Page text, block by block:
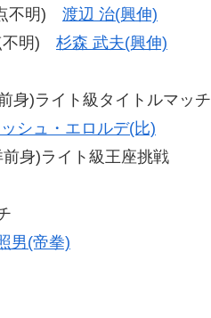
不明) 渡辺 治(興伸)
不明) 杉森 武夫(興伸)
身)ライト級タイトルマッチ
シュ・エロルデ(比)
身)ライト級王座挑戦
男(帝拳)